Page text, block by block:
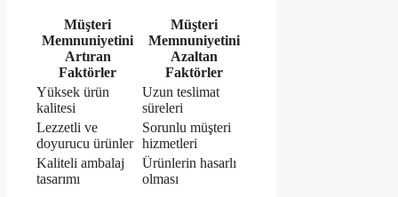
Müşteri
Memnuniyetini
Artıran
Faktörler
Müşteri
Memnuniyetini
Azaltan
Faktörler
Yüksek ürün
kalitesi
Uzun teslimat
süreleri
Lezzetli ve
doyurucu ürünler
Sorunlu müşteri
hizmetleri
Kaliteli ambalaj
tasarımı
Ürünlerin hasarlı
olması